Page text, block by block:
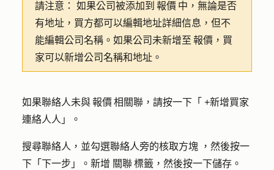
請注意：
如果公司被添加到 報價 中，無論是否
有地址，買方都可以編輯地址詳細信息，但不
能編輯公司名稱。如果公司未新增至 報價，買
家可以新增公司名稱和地址。
如果聯絡人未與 報價 相關聯，請按一下「 +新增買家
連絡人 人」。
搜尋聯絡人，並勾選聯絡人旁的核取方塊 ，然後按一
下「 下一步 」。新增 關聯 標籤 ，然後按一下儲存 。